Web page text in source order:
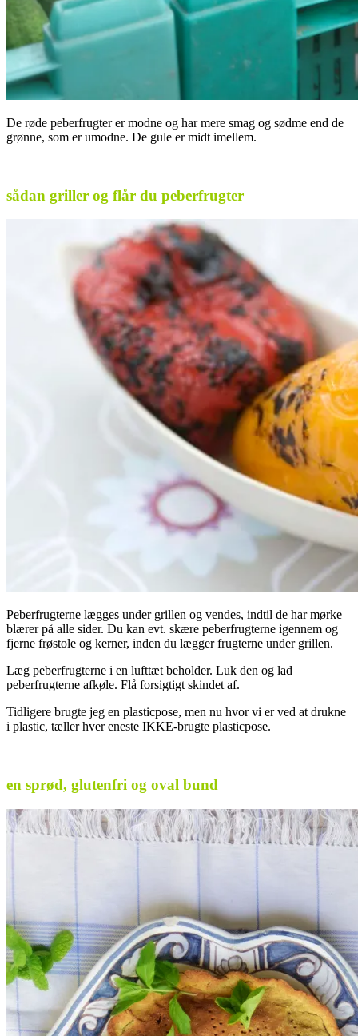
De røde peberfrugter er modne og har mere smag og sødme end de
grønne, som er umodne. De gule er midt imellem.
sådan griller og flår du peberfrugter
Peberfrugterne lægges under grillen og vendes, indtil de har mørke
blærer på alle sider. Du kan evt. skære peberfrugterne igennem og
fjerne frøstole og kerner, inden du lægger frugterne under grillen.
Læg peberfrugterne i en lufttæt beholder. Luk den og lad
peberfrugterne afkøle. Flå forsigtigt skindet af.
Tidligere brugte jeg en plasticpose, men nu hvor vi er ved at drukne
i plastic, tæller hver eneste IKKE-brugte plasticpose.
en sprød, glutenfri og oval bund